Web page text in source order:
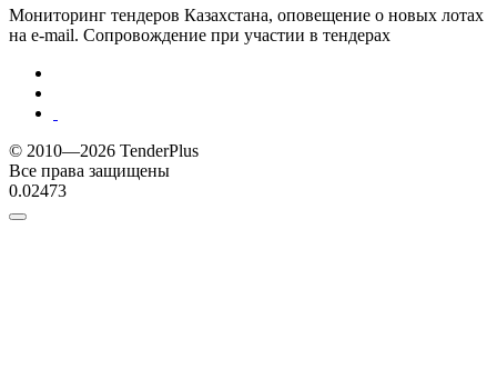
Мониторинг тендеров Казахстана, оповещение о новых лотах
на e-mail. Сопровождение при участии в тендерах
© 2010—2026 TenderPlus
Все права защищены
0.02473